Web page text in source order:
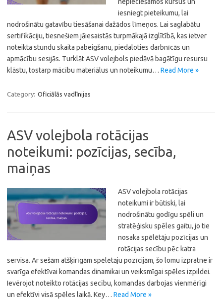
iesniegt pieteikumu, lai
nodrošinātu gatavību tiesāšanai dažādos līmeņos. Lai saglabātu
sertifikāciju, tiesnešiem jāiesaistās turpmākajā izglītībā, kas ietver
noteikta stundu skaita pabeigšanu, piedaloties darbnīcās un
apmācību sesijās. Turklāt ASV volejbols piedāvā bagātīgu resursu
klāstu, tostarp mācību materiālus un noteikumu… Read More »
Category: Oficiālās vadlīnijas
ASV volejbola rotācijas
noteikumi: pozīcijas, secība,
maiņas
ASV volejbola rotācijas
noteikumi ir būtiski, lai
nodrošinātu godīgu spēli un
stratēģisku spēles gaitu, jo tie
nosaka spēlētāju pozīcijas un
rotācijas secību pēc katra
servisa. Ar sešām atšķirīgām spēlētāju pozīcijām, šo lomu izpratne ir
svarīga efektīvai komandas dinamikai un veiksmīgai spēles izpildei.
Ievērojot noteikto rotācijas secību, komandas darbojas vienmērīgi
un efektīvi visā spēles laikā. Key… Read More »